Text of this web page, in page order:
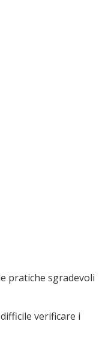
pratiche sgradevoli
verificare i